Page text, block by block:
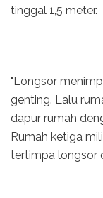
tinggal 1,5 meter.
"Longsor
genting. Lalu
dapur rumah
Rumah ketiga
tertimpa longsor